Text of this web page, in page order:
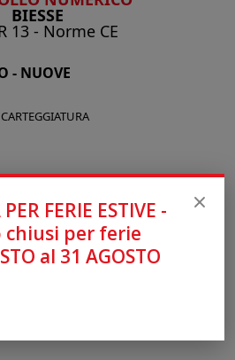
BIESSE
13 - Norme CE
- NUOVE
FERIE ESTIVE -
chiusi per ferie
al 31 AGOSTO